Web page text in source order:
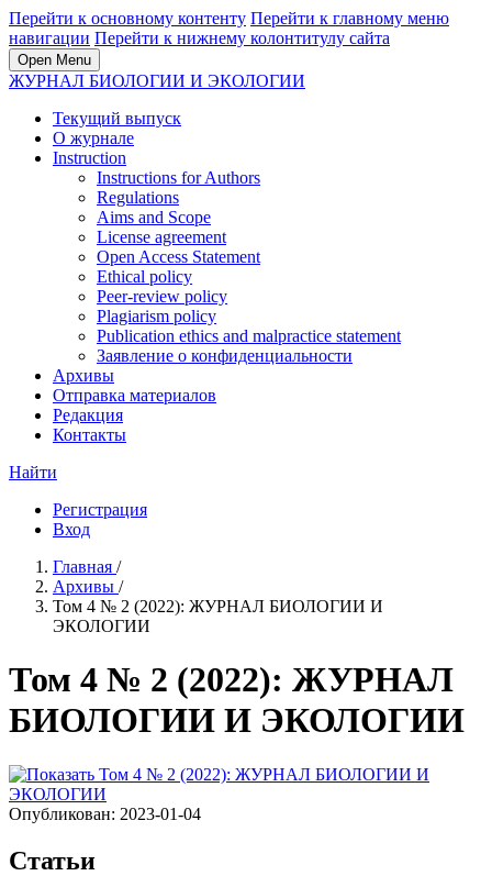
Перейти к основному контенту Перейти к главному меню
навигации Перейти к нижнему колонтитулу сайта
Open Menu
ЖУРНАЛ БИОЛОГИИ И ЭКОЛОГИИ
Текущий выпуск
О журнале
Instruction
Instructions for Authors
Regulations
Aims and Scope
License agreement
Open Access Statement
Ethical policy
Peer-review policy
Plagiarism policy
Publication ethics and malpractice statement
Заявление о конфиденциальности
Архивы
Отправка материалов
Редакция
Контакты
Найти
Регистрация
Вход
Главная /
Архивы /
Том 4 № 2 (2022): ЖУРНАЛ БИОЛОГИИ И
ЭКОЛОГИИ
Том 4 № 2 (2022): ЖУРНАЛ
БИОЛОГИИ И ЭКОЛОГИИ
Опубликован: 2023-01-04
Статьи